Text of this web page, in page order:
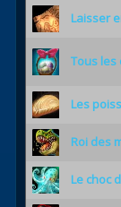
Laisser
Tous les
Les
Roi des
Le choc